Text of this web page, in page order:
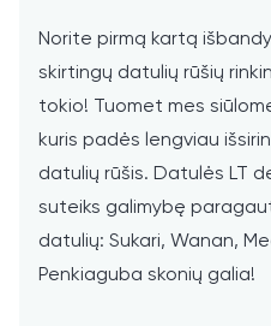
Norite pirmą kartą
skirtingų datulių rūšių
tokio! Tuomet mes
kuris padės lengviau
datulių rūšis. Datulės LT
suteiks galimybę
datulių: Sukari, Wanan,
Penkiaguba skonių galia!